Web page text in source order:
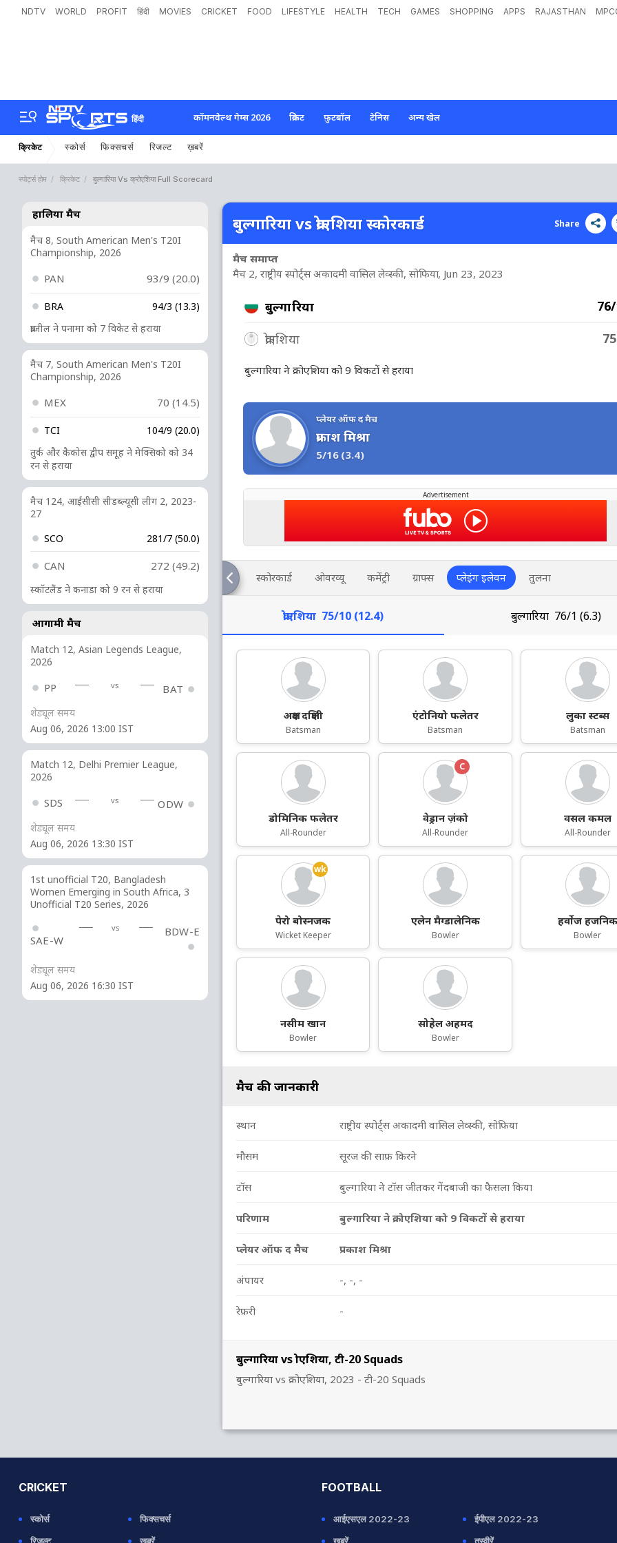
NDTV WORLD PROFIT हिंदी MOVIES CRICKET FOOD LIFESTYLE HEALTH TECH GAMES SHOPPING APPS RAJASTHAN
हिंदी कॉमनवेल्थ गेम्स 2026 क्रिकेट फ़ुटबॉल टेनिस अन्य खेल
क्रिकेट स्कोर्स फिक्सचर्स रिजल्ट ख़बरें
स्पोर्ट्स होम क्रिकेट बुल्गारिया Vs क्रोएशिया Full Scorecard
हालिया मैच
मैच 8, South American Men's T20I
Championship, 2026
PAN 93/9 (20.0)
BRA
94/3 (13.3)
ब्राजील ने पनामा को 7 विकेट से हराया
मैच 7, South American Men's T20I
Championship, 2026
MEX 70 (14.5)
TCI
104/9 (20.0)
तुर्क और कैकोस द्वीप समूह ने मेक्सिको को 34
रन से हराया
मैच 124, आईसीसी सीडब्ल्यूसी लीग 2, 2023-
27
SCO
281/7 (50.0)
CAN 272 (49.2)
स्कॉटलैंड ने कनाडा को 9 रन से हराया
आगामी मैच
Match 12, Asian Legends League,
2026
PP vs BAT
शेड्यूल समय
Aug 06, 2026 13:00 IST
Match 12, Delhi Premier League,
2026
SDS vs ODW
शेड्यूल समय
Aug 06, 2026 13:30 IST
1st unofficial T20, Bangladesh
Women Emerging in South Africa, 3
Unofficial T20 Series, 2026
SAE-W
vs BDW-E
शेड्यूल समय
Aug 06, 2026 16:30 IST
बुल्गारिया vs क्रोएशिया, टी-20 Squads
बुल्गारिया vs क्रोएशिया, 2023 - टी-20 Squads
बुल्गारिया vs क्रोएशिया स्कोरकार्ड Share
मैच समाप्त
मैच 2, राष्ट्रीय स्पोर्ट्स अकादमी वासिल लेव्स्की, सोफिया, Jun 23, 2023
बुल्गारिया
क्रोएशिया 75
बुल्गारिया ने क्रोएशिया को 9 विकटों से हराया
प्लेयर ऑफ द मैच
प्रकाश मिश्रा
5/16 (3.4)
Advertisement
स्कोरकार्ड ओवरव्यू कमेंट्री ग्राफ्स प्लेइंग इलेवन तुलना
क्रोएशिया 75/10 (12.4) बुल्गारिया 76/1 (6.3)
अक्षय दक्षिणी
Batsman
एंटोनियो फलेतर
Batsman
लुका स्टब्स
Batsman
डोमिनिक फलेतर
All-Rounder
C
वेड्रान ज़ंको
All-Rounder
वसल कमल
All-Rounder
wk
पेरो बोस्नजक
Wicket Keeper
एलेन मैग्डालेनिक
Bowler
हर्वोज हजनिक
Bowler
नसीम खान
Bowler
सोहेल अहमद
Bowler
मैच की जानकारी
स्थान राष्ट्रीय स्पोर्ट्स अकादमी वासिल लेव्स्की, सोफिया
मौसम सूरज की साफ़ किरने
टॉस बुल्गारिया ने टॉस जीतकर गेंदबाजी का फैसला किया
परिणाम बुल्गारिया ने क्रोएशिया को 9 विकटों से हराया
प्लेयर ऑफ द मैच प्रकाश मिश्रा
अंपायर -, -, -
रेफ़री -
CRICKET
स्कोर्स
फिक्सचर्स
FOOTBALL
आईएसएल 2022-23
ईपीएल 2022-23